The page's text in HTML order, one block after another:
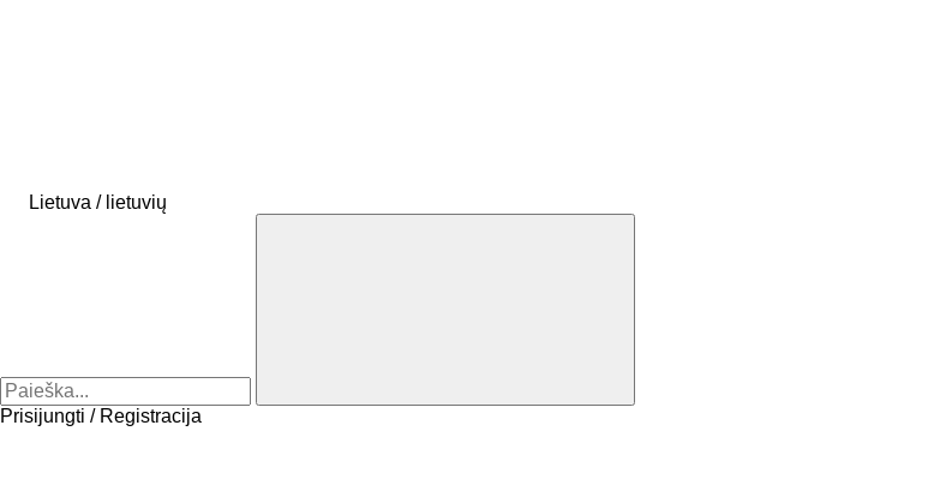
Lietuva / lietuvių
Prisijungti / Registracija